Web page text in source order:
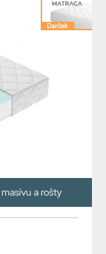
a rošty